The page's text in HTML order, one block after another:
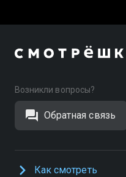
Возникли вопросы?
Обратная связь
Как смотреть